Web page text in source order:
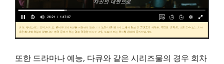
또한 드라마나 예능, 다큐와 같은 시리즈물의 경우 회차